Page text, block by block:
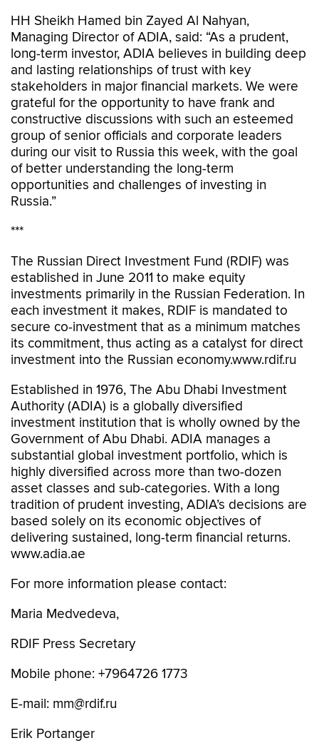
HH Sheikh Hamed bin Zayed Al Nahyan,
Managing Director of ADIA, said: “As a prudent,
long-term investor, ADIA believes in building deep
and lasting relationships of trust with key
stakeholders in major financial markets. We were
grateful for the opportunity to have frank and
constructive discussions with such an esteemed
group of senior officials and corporate leaders
during our visit to Russia this week, with the goal
of better understanding the long-term
opportunities and challenges of investing in
Russia.”
***
The Russian Direct Investment Fund (RDIF) was
established in June 2011 to make equity
investments primarily in the Russian Federation. In
each investment it makes, RDIF is mandated to
secure co-investment that as a minimum matches
its commitment, thus acting as a catalyst for direct
investment into the Russian economy.www.rdif.ru
Established in 1976, The Abu Dhabi Investment
Authority (ADIA) is a globally diversified
investment institution that is wholly owned by the
Government of Abu Dhabi. ADIA manages a
substantial global investment portfolio, which is
highly diversified across more than two-dozen
asset classes and sub-categories. With a long
tradition of prudent investing, ADIA’s decisions are
based solely on its economic objectives of
delivering sustained, long-term financial returns.
www.adia.ae
For more information please contact:
Maria Medvedeva,
RDIF Press Secretary
Mobile phone: +7964726 1773
E-mail: mm@rdif.ru
Erik Portanger